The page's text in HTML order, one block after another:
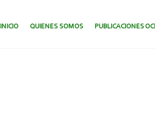
SALTAR AL CONTENIDO.
INICIO QUIENES SOMOS PUBLICACIONES